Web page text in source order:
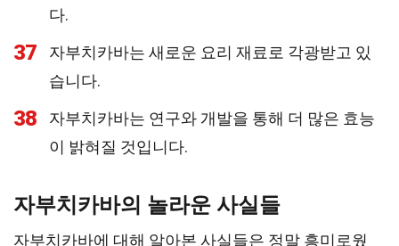
다.
37
자부치카바는 새로운 요리 재료로 각광받고 있
습니다.
38
자부치카바는 연구와 개발을 통해 더 많은 효능
이 밝혀질 것입니다.
자부치카바의 놀라운 사실들
자부치카바에 대해 알아본 사실들은 정말 흥미로웠